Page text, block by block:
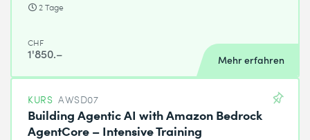
2 Tage
CHF
1'850.– Mehr erfahren
KURS AWSD07
Building Agentic AI with Amazon Bedrock
AgentCore – Intensive Training